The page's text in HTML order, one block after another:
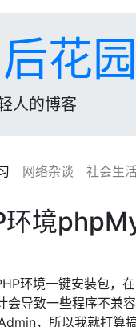
花园
人的博客
网络杂谈 社会生
境
环境一键安装包，
导致一些程序不兼
，所以我就打算